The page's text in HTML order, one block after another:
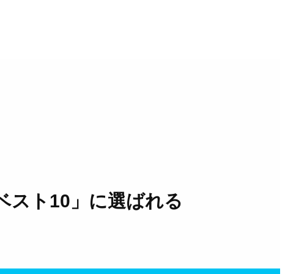
スト10」に選ばれる